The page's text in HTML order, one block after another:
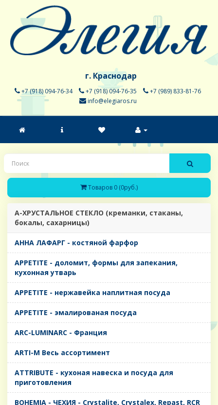
г. Краснодар
+7 (918) 094-76-34 +7 (918) 094-76-35
+7 (989) 833-81-76
info@elegiaros.ru
Товаров 0 (0руб.)
A-ХРУСТАЛЬНОЕ СТЕКЛО (креманки, стаканы,
бокалы, сахарницы)
AHHA ЛАФАРГ - костяной фарфор
APPETITE - доломит, формы для запекания,
кухонная утварь
APPETITE - нержавейка наплитная посуда
APPETITE - эмалированая посуда
ARC-LUMINARC - Франция
ARTI-M Весь ассортимент
ATTRIBUTE - кухоная навеска и посуда для
приготовления
BOHEMIA - ЧЕХИЯ - Crystalite, Crystalex, Repast, RCR